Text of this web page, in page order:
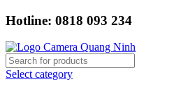
Hotline: 0818 093 234
Select category